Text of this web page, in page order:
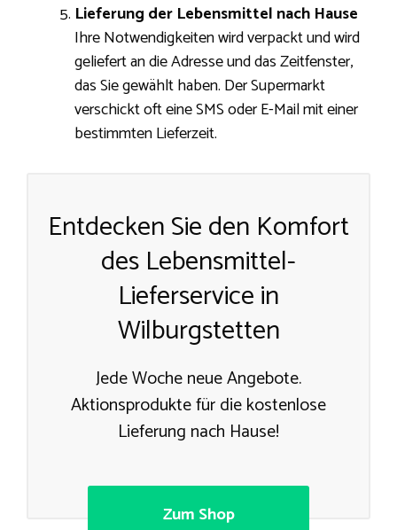
Lieferung der Lebensmittel nach Hause
Ihre Notwendigkeiten wird verpackt und wird
geliefert an die Adresse und das Zeitfenster,
das Sie gewählt haben. Der Supermarkt
verschickt oft eine SMS oder E-Mail mit einer
bestimmten Lieferzeit.
Entdecken Sie den Komfort
des Lebensmittel-
Lieferservice in
Wilburgstetten
Jede Woche neue Angebote.
Aktionsprodukte für die kostenlose
Lieferung nach Hause!
Zum Shop